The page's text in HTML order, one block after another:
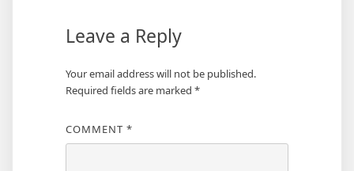
Leave a Reply
Your email address will not be published.
Required fields are marked *
COMMENT *